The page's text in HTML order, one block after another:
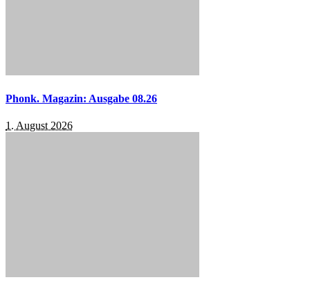
Phonk. Magazin: Ausgabe 08.26
1. August 2026